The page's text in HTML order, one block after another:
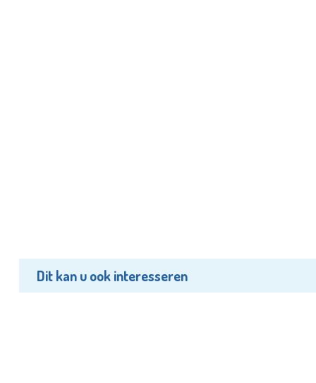
Dit kan u ook interesseren